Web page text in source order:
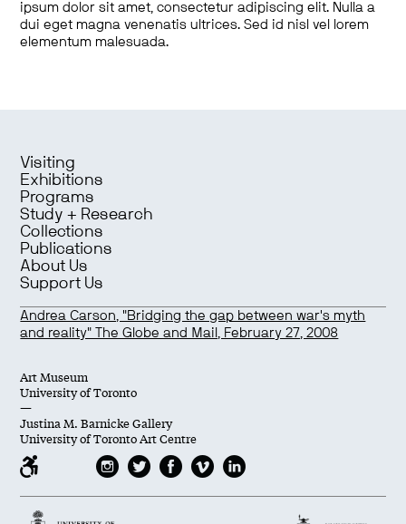
ipsum dolor sit amet, consectetur adipiscing elit. Nulla a
dui eget magna venenatis ultrices. Sed id nisl vel lorem
elementum malesuada.
Visiting
Exhibitions
Programs
Study + Research
Collections
Publications
About Us
Support Us
Andrea Carson, "Bridging the gap between war's myth
and reality" The Globe and Mail, February 27, 2008
Art Museum
University of Toronto
—
Justina M. Barnicke Gallery
University of Toronto Art Centre